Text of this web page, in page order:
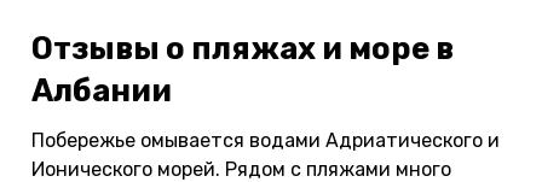
Отзывы о пляжах и море в
Албании
Побережье омывается водами Адриатического и
Ионического морей. Рядом с пляжами много